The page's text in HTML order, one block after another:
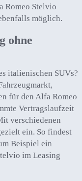
Romeo Stelvio
möglich.
ohne
italienischen SUVs?
für den Alfa Romeo
Vertragslaufzeit
verschiedenen
ein. So findest
Beispiel ein
im Leasing